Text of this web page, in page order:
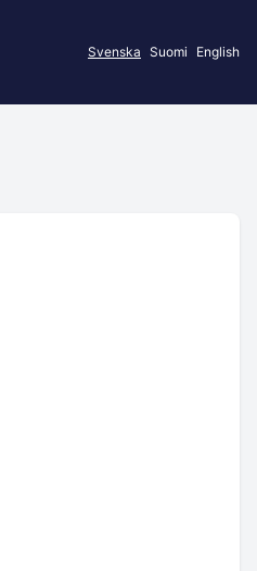
Svenska Suomi English